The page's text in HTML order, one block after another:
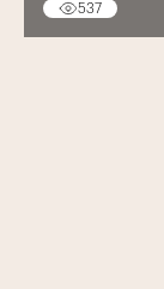
537